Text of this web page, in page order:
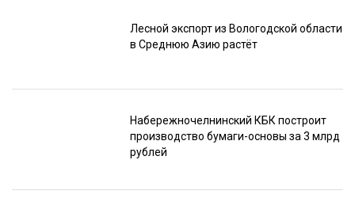
Лесной экспорт из Вологодской области
в Среднюю Азию растёт
Набережночелнинский КБК построит
производство бумаги-основы за 3 млрд
рублей